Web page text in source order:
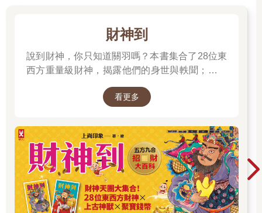
要了解人類如何根據自己的假設來塑造未來，首先，我們得了解
所謂「更大維度的世界」是什麼意思，因為我們是到這個更大維
看，這事件是預先決定的。
因此，如果要改變眼前的三維空間條件，我們就必須先去改變四
維空間的條件。人並不確切知道何謂更大維度的世界，而且毫無
疑問地會否認有個更大維度的自我存在。
人對長度、寬度和高度這三種維度相當熟悉，因此，會覺得若是
有第四個維度存在的話，那就應該和長寬高這三個維度一樣明
顯。
財神到
說到財神，你只知道關羽嗎？本書集合了28位東
西方重量級財神，揭露他們的身世與軼聞；也介
慧與正能量；從神話、文學、歷史到民間信仰，
看更多